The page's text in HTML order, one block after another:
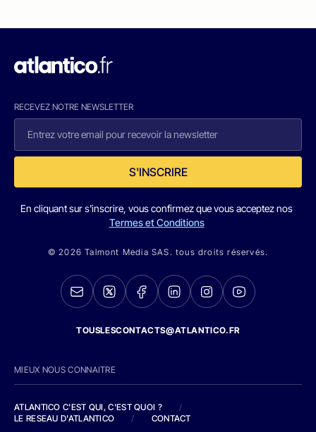
RECEVEZ NOTRE NEWSLETTER
S'INSCRIRE
En cliquant sur s'inscrire, vous confirmez que vous acceptez nos
Termes et Conditions
© 2026 Talmont Media SAS. tous droits réservés.
TOUSLESCONTACTS@ATLANTICO.FR
MIEUX NOUS CONNAITRE
ATLANTICO C'EST QUI, C'EST QUOI ?
/
LE RESEAU D'ATLANTICO
/ CONTACT